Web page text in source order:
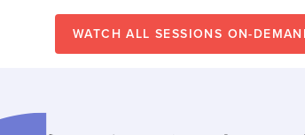
WATCH ALL SESSIONS ON-